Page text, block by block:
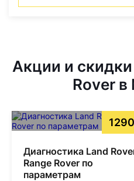
Акции и
Rover
Диагностика Land
Range Rover по
параметрам